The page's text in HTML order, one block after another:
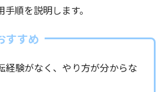
順を説明します。
すすめ
経験がなく、やり方が分からな